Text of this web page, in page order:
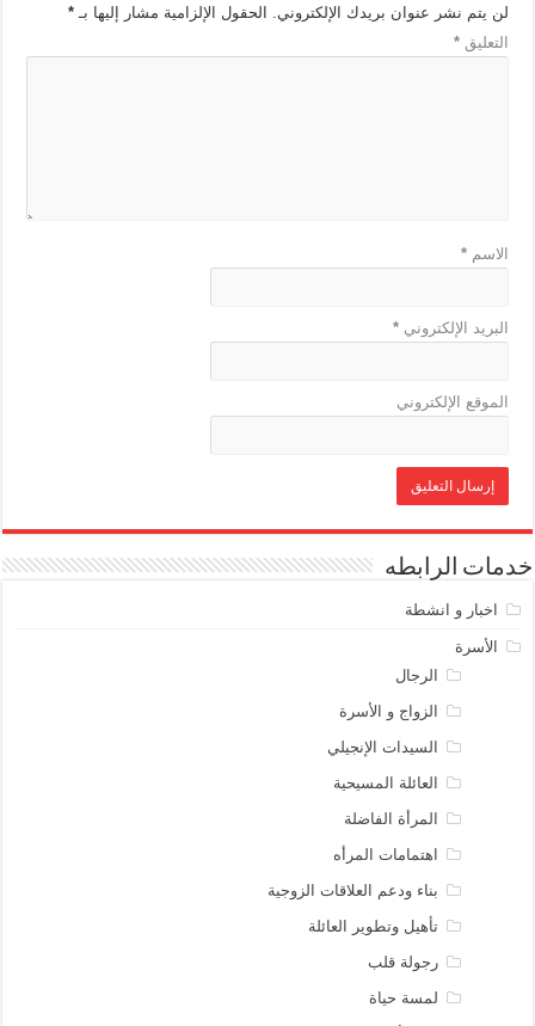
لن يتم نشر عنوان بريدك الإلكتروني. الحقول الإلزامية مشار إليها بـ*
التعليق*
الاسم*
البريد الإلكتروني*
الموقع الإلكتروني
خدمات الرابطه
اخبار و انشطة
الأسرة
الرجال
الزواج و الأسرة
السيدات الإنجيلي
العائلة المسيحية
المرأة الفاضلة
اهتمامات المرأه
بناء ودعم العلاقات الزوجية
تأهيل وتطوير العائلة
رجولة قلب
لمسة حياة